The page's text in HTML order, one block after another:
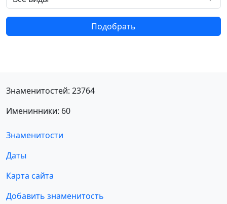
Подобрать
Знаменитостей: 23764
Именинники: 60
Знаменитости
Даты
Карта сайта
Добавить знаменитость